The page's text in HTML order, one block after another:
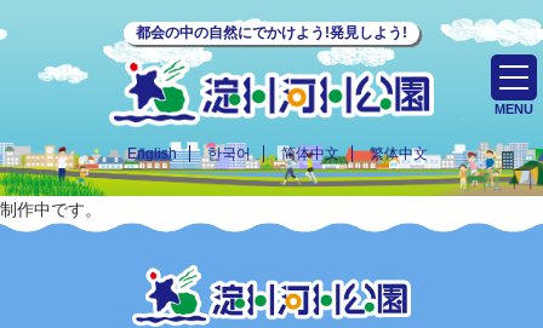
都会の中の自然にでかけよう!発見しよう!
English 한국어 简体中文 繁体中文
MENU
制作中です。